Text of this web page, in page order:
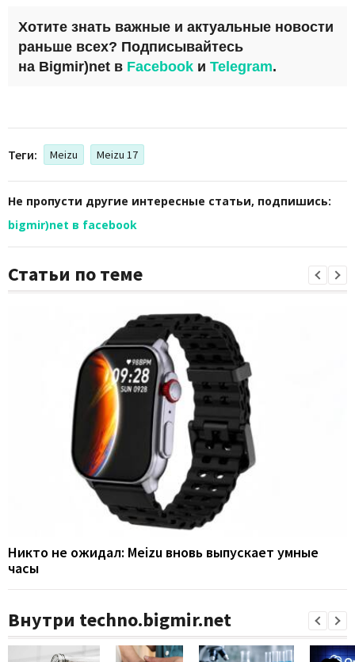
Хотите знать важные и актуальные новости
раньше всех? Подписывайтесь
на Bigmir)net в Facebook и Telegram.
Теги: Meizu Meizu 17
Не пропусти другие интересные статьи, подпишись:
bigmir)net в facebook
Статьи по теме
Никто не ожидал: Meizu вновь выпускает умные
часы
Внутри techno.bigmir.net